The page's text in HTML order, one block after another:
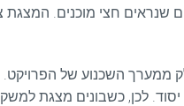
שנראים חצי מוכנים.
ממערך השכנוע של
לכן, כשבונים מצגת